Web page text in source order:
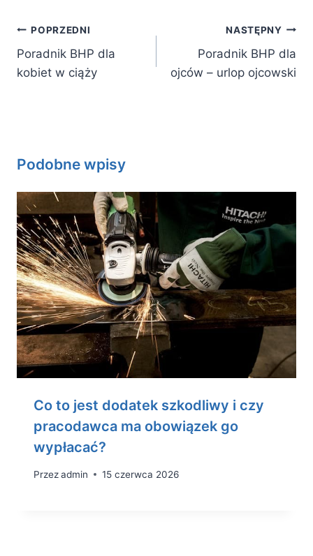
Nawigacja
wpisu
POPRZEDNI
Poradnik BHP dla
kobiet w ciąży
NASTĘPNY
Poradnik BHP dla
ojców – urlop ojcowski
Podobne wpisy
Co to jest dodatek szkodliwy i czy
pracodawca ma obowiązek go
wypłacać?
Przezadmin 15 czerwca 2026